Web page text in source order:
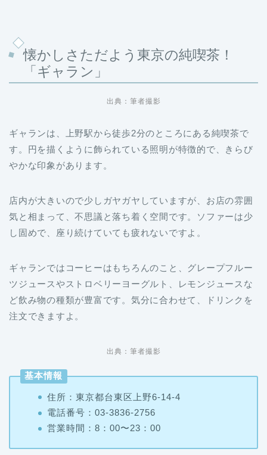
懐かしさただよう東京の純喫茶！
「ギャラン」
出典：筆者撮影
ギャランは、上野駅から徒歩2分のところにある純喫茶で
す。円を描くように飾られている照明が特徴的で、きらび
やかな印象があります。
店内が大きいので少しガヤガヤしていますが、お店の雰囲
気と相まって、不思議と落ち着く空間です。ソファーは少
し固めで、座り続けていても疲れないですよ。
ギャランではコーヒーはもちろんのこと、グレープフルー
ツジュースやストロベリーヨーグルト、レモンジュースな
ど飲み物の種類が豊富です。気分に合わせて、ドリンクを
注文できますよ。
出典：筆者撮影
基本情報
住所：東京都台東区上野6-14-4
電話番号：03-3836-2756
営業時間：8：00〜23：00